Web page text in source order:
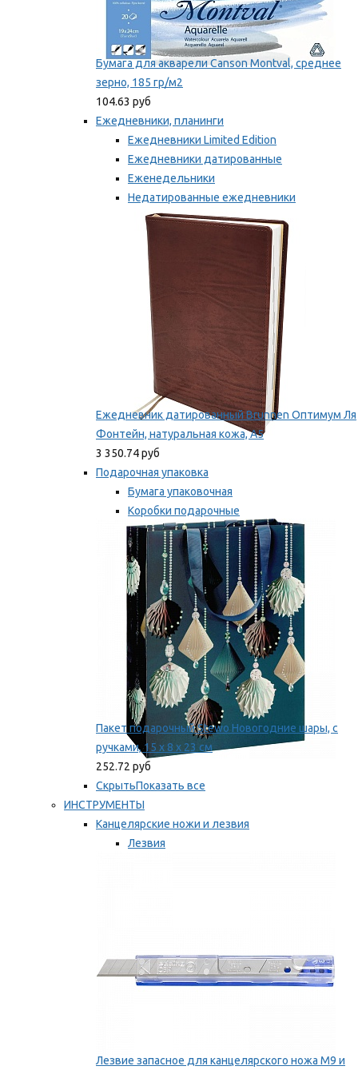
Бумага для акварели Canson Montval, среднее
зерно, 185 гр/м2
104.63 руб
Ежедневники, планинги
Ежедневники Limited Edition
Ежедневники датированные
Еженедельники
Недатированные ежедневники
Планинги
Мы рекомендуем
Ежедневник датированный Brunnen Оптимум Ля
Фонтейн, натуральная кожа, А5
3 350.74 руб
Подарочная упаковка
Бумага упаковочная
Коробки подарочные
Ленты, бобины
Мы рекомендуем
Пакет подарочный Stewo Новогодние шары, с
ручками, 15 х 8 х 23 см
252.72 руб
СкрытьПоказать все
ИНСТРУМЕНТЫ
Канцелярские ножи и лезвия
Лезвия
Лезвие запасное для канцелярского ножа M9 и